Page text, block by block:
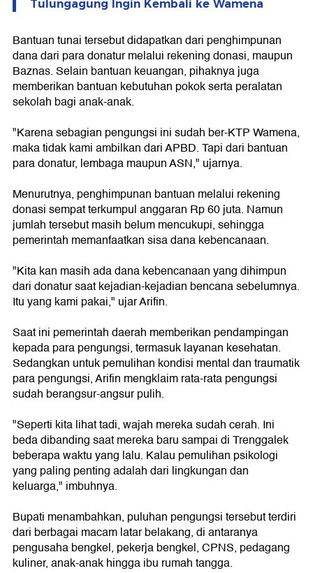
Tulungagung Ingin Kembali ke Wamena
Bantuan tunai tersebut didapatkan dari penghimpunan
dana dari para donatur melalui rekening donasi, maupun
Baznas. Selain bantuan keuangan, pihaknya juga
memberikan bantuan kebutuhan pokok serta peralatan
sekolah bagi anak-anak.
"Karena sebagian pengungsi ini sudah ber-KTP Wamena,
maka tidak kami ambilkan dari APBD. Tapi dari bantuan
para donatur, lembaga maupun ASN," ujarnya.
Menurutnya, penghimpunan bantuan melalui rekening
donasi sempat terkumpul anggaran Rp 60 juta. Namun
jumlah tersebut masih belum mencukupi, sehingga
pemerintah memanfaatkan sisa dana kebencanaan.
"Kita kan masih ada dana kebencanaan yang dihimpun
dari donatur saat kejadian-kejadian bencana sebelumnya.
Itu yang kami pakai," ujar Arifin.
Saat ini pemerintah daerah memberikan pendampingan
kepada para pengungsi, termasuk layanan kesehatan.
Sedangkan untuk pemulihan kondisi mental dan traumatik
para pengungsi, Arifin mengklaim rata-rata pengungsi
sudah berangsur-angsur pulih.
"Seperti kita lihat tadi, wajah mereka sudah cerah. Ini
beda dibanding saat mereka baru sampai di Trenggalek
beberapa waktu yang lalu. Kalau pemulihan psikologi
yang paling penting adalah dari lingkungan dan
keluarga," imbuhnya.
Bupati menambahkan, puluhan pengungsi tersebut terdiri
dari berbagai macam latar belakang, di antaranya
pengusaha bengkel, pekerja bengkel, CPNS, pedagang
kuliner, anak-anak hingga ibu rumah tangga.